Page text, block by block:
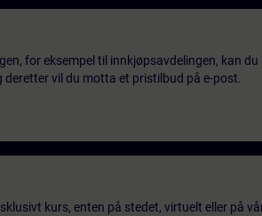
for eksempel til innkjøpsavdelingen, kan du
vil du motta et pristilbud på e-post.
kurs, enten på stedet, virtuelt eller på